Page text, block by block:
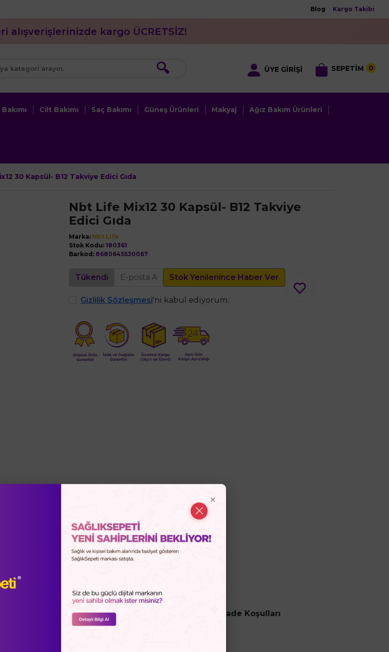
Blog Kargo Takibi
alışverişlerinizde kargo ÜCRETSİZ!
🔍 ÜYE GİRİŞİ SEPETİM 0
Cilt Bakımı Saç Bakımı Güneş Ürünleri Makyaj Ağız Bakım Ürünleri
30 Kapsül- B12 Takviye Edici Gıda
Nbt Life Mix12 30 Kapsül- B12 Takviye
Edici Gıda
Marka: Nbt Life
Stok Kodu: 180361
Barkod: 8680645530067
Tükendi Stok Yenilenince Haber Ver
Gizlilik Sözleşmesi'ni kabul ediyorum.
Değerlendirme
Soru-Cevap (0)Sağlık Sepeti Güvencesi İptal ve İade Koşulları